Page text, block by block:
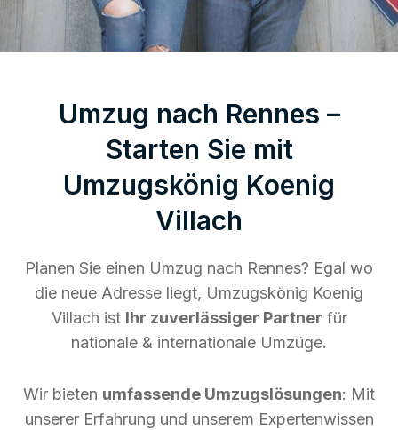
Umzug nach Rennes –
Starten Sie mit
Umzugskönig Koenig
Villach
Planen Sie einen Umzug nach Rennes? Egal wo
die neue Adresse liegt, Umzugskönig Koenig
Villach ist Ihr zuverlässiger Partner für
nationale & internationale Umzüge.
Wir bieten umfassende Umzugslösungen: Mit
unserer Erfahrung und unserem Expertenwissen